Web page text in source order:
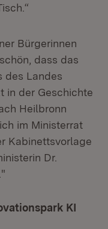
Bürgerinnen
dass das
des Landes
in der Geschichte
Heilbronn
im Ministerrat
Kabinettsvorlage
Dr.
KI